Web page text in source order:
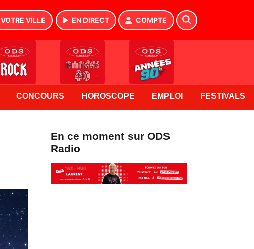
VOTRE VILLE EN DIRECT COMPTE
CONCOURS HOROSCOPE EMPLOI FESTIVALS
En ce moment sur ODS
Radio